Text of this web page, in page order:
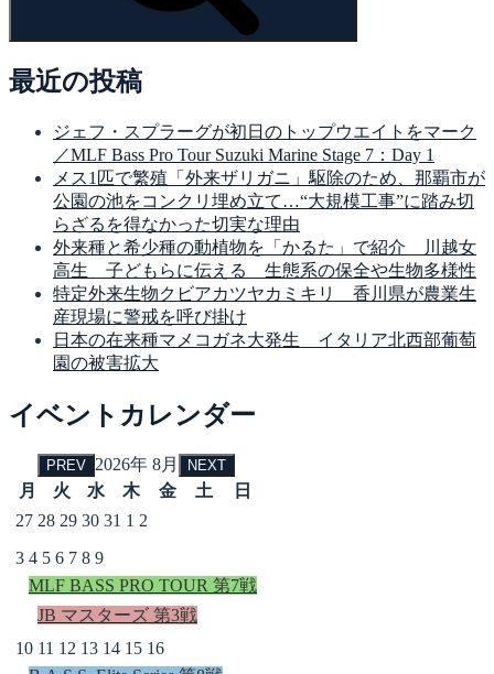
最近の投稿
ジェフ・スプラーグが初日のトップウエイトをマーク
／MLF Bass Pro Tour Suzuki Marine Stage 7：Day 1
メス1匹で繁殖「外来ザリガニ」駆除のため、那覇市が
公園の池をコンクリ埋め立て…“大規模工事”に踏み切
らざるを得なかった切実な理由
外来種と希少種の動植物を「かるた」で紹介 川越女
高生 子どもらに伝える 生態系の保全や生物多様性
特定外来生物クビアカツヤカミキリ 香川県が農業生
産現場に警戒を呼び掛け
日本の在来種マメコガネ大発生 イタリア北西部葡萄
園の被害拡大
イベントカレンダー
PREV 2026年 8月 NEXT
月 火 水 木 金 土
日
27 28 29 30 31 1 2
3 4 5 6 7 8 9
MLF BASS PRO TOUR 第7戦
JB マスターズ 第3戦
10 11 12 13 14 15 16